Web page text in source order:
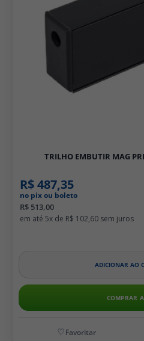
TRILHO EMBUTIR MAG
R$ 487,35
no pix ou boleto
R$ 513,00
5x de R$ 102,60
ADICIONAR AO
COMPRAR